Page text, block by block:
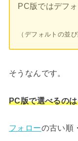
PC版ではデフォ
（デフォルトの並
そうなんです。
PC版で選べるの
フォローの古い順